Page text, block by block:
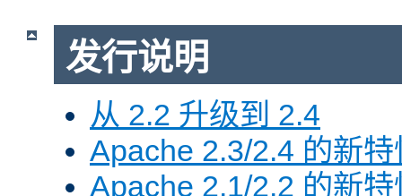
发行说明
从 2.2 升级到 2.4
Apache 2.3/2.4 的新特
Apache 2.1/2.2 的新特